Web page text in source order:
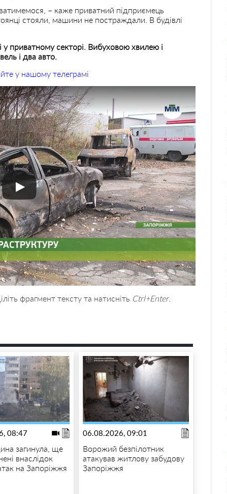
– каже приватний підприємець
стояли, машини не постраждали. В будівлі
приватному секторі. Вибуховою хвилею і
і два авто.
у нашому телеграмі
фрагмент тексту та натисніть Ctrl+Enter.
08:47
загинула, ще
внаслідок
на Запоріжжя
06.08.2026, 09:01
Ворожий безпілотник
атакував житлову забудову
Запоріжжя